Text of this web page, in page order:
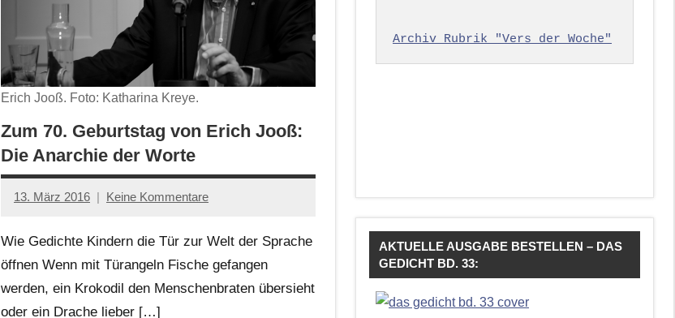
Erich Jooß. Foto: Katharina Kreye.
Zum 70. Geburtstag von Erich Jooß:
Die Anarchie der Worte
13. März 2016
Anton
Leitner
Keine Kommentare
Wie Gedichte Kindern die Tür zur Welt der Sprache
öffnen Wenn mit Türangeln Fische gefangen
werden, ein Krokodil den Menschenbraten übersieht
oder ein Drache lieber […]
Archiv Rubrik "Vers der Woche"
AKTUELLE AUSGABE BESTELLEN – DAS
GEDICHT BD. 33: